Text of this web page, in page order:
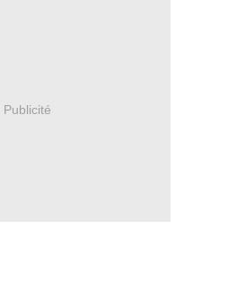
Publicité